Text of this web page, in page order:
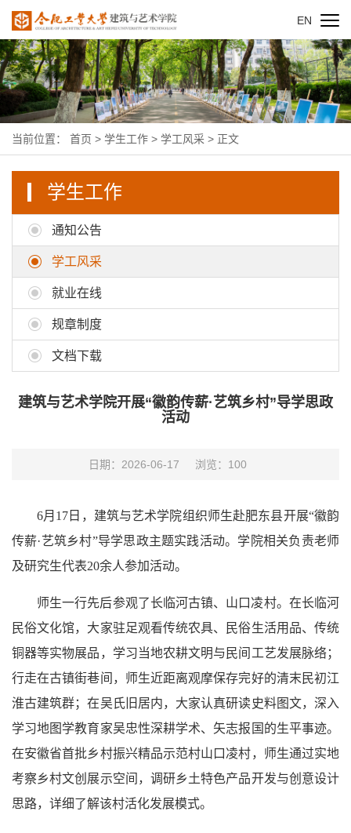
EN
当前位置： 首页 > 学生工作 > 学工风采 > 正文
学生工作
通知公告
学工风采
就业在线
规章制度
文档下载
建筑与艺术学院开展“徽韵传薪·艺筑乡村”导学思政
活动
日期：2026-06-17 浏览： 100
6月17日，建筑与艺术学院组织师生赴肥东县开展“徽韵
传薪·艺筑乡村”导学思政主题实践活动。学院相关负责老师
及研究生代表20余人参加活动。
师生一行先后参观了长临河古镇、山口凌村。在长临河
民俗文化馆，大家驻足观看传统农具、民俗生活用品、传统
铜器等实物展品，学习当地农耕文明与民间工艺发展脉络；
行走在古镇街巷间，师生近距离观摩保存完好的清末民初江
淮古建筑群；在吴氏旧居内，大家认真研读史料图文，深入
学习地图学教育家吴忠性深耕学术、矢志报国的生平事迹。
在安徽省首批乡村振兴精品示范村山口凌村，师生通过实地
考察乡村文创展示空间，调研乡土特色产品开发与创意设计
思路，详细了解该村活化发展模式。